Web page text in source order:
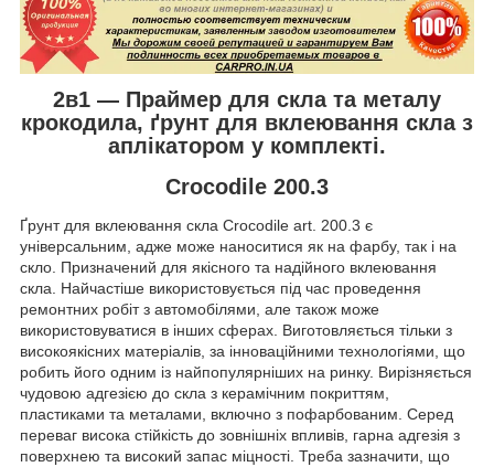
2в1 — Праймер для скла та металу
крокодила, ґрунт для вклеювання скла з
аплікатором у комплекті.
Crocodile 200.3
Ґрунт для вклеювання скла Crocodile art. 200.3 є
універсальним, адже може наноситися як на фарбу, так і на
скло. Призначений для якісного та надійного вклеювання
скла. Найчастіше використовується під час проведення
ремонтних робіт з автомобілями, але також може
використовуватися в інших сферах. Виготовляється тільки з
високоякісних матеріалів, за інноваційними технологіями, що
робить його одним із найпопулярніших на ринку. Вирізняється
чудовою адгезією до скла з керамічним покриттям,
пластиками та металами, включно з пофарбованим. Серед
переваг висока стійкість до зовнішніх впливів, гарна адгезія з
поверхнею та високий запас міцності. Треба зазначити, що